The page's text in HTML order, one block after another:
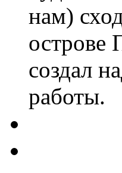
нам)
острове
создал
работы.